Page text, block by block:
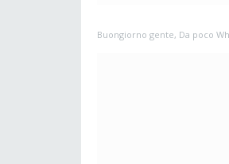
Buongiorno gente, Da poco